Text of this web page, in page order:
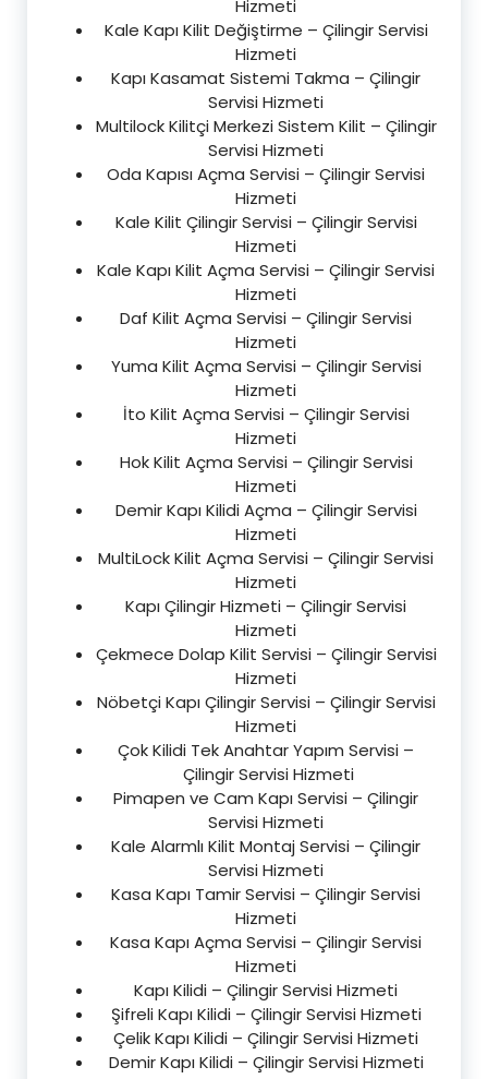
Hizmeti
Kale Kapı Kilit Değiştirme – Çilingir Servisi
Hizmeti
Kapı Kasamat Sistemi Takma – Çilingir
Servisi Hizmeti
Multilock Kilitçi Merkezi Sistem Kilit – Çilingir
Servisi Hizmeti
Oda Kapısı Açma Servisi – Çilingir Servisi
Hizmeti
Kale Kilit Çilingir Servisi – Çilingir Servisi
Hizmeti
Kale Kapı Kilit Açma Servisi – Çilingir Servisi
Hizmeti
Daf Kilit Açma Servisi – Çilingir Servisi
Hizmeti
Yuma Kilit Açma Servisi – Çilingir Servisi
Hizmeti
İto Kilit Açma Servisi – Çilingir Servisi
Hizmeti
Hok Kilit Açma Servisi – Çilingir Servisi
Hizmeti
Demir Kapı Kilidi Açma – Çilingir Servisi
Hizmeti
MultiLock Kilit Açma Servisi – Çilingir Servisi
Hizmeti
Kapı Çilingir Hizmeti – Çilingir Servisi
Hizmeti
Çekmece Dolap Kilit Servisi – Çilingir Servisi
Hizmeti
Nöbetçi Kapı Çilingir Servisi – Çilingir Servisi
Hizmeti
Çok Kilidi Tek Anahtar Yapım Servisi –
Çilingir Servisi Hizmeti
Pimapen ve Cam Kapı Servisi – Çilingir
Servisi Hizmeti
Kale Alarmlı Kilit Montaj Servisi – Çilingir
Servisi Hizmeti
Kasa Kapı Tamir Servisi – Çilingir Servisi
Hizmeti
Kasa Kapı Açma Servisi – Çilingir Servisi
Hizmeti
Kapı Kilidi – Çilingir Servisi Hizmeti
Şifreli Kapı Kilidi – Çilingir Servisi Hizmeti
Çelik Kapı Kilidi – Çilingir Servisi Hizmeti
Demir Kapı Kilidi – Çilingir Servisi Hizmeti